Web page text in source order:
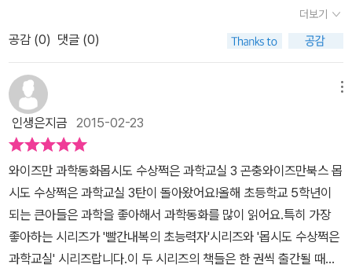
니다.바라건데 공부균 선생님 같은 분이책속이 아닌 실제로도 나타나
길....그럼 대박 대박 대박 사건일텐데 말예요.아직 몹시도 수상쩍은
과학교실 안 읽어보셨다구요?무엇을 상상하든 상상이상일거예요.
먹이를 찾을 수 있고, 재빨리 도망갈 수 있다. 3. 껍질이 단단하다 - 곤
충은 뼈가 없지만 단단한 껍질이 뼈역할을 하여 몸을 보호해주고 뜨
거운곳이나 차가운 곳에서도 견딘다.4. 탈바꿈을 한다 - 탈바꿈을 하
면 주변 환경에 맞추어 잘 살수 있다. 탈바꿈... 곤충이 오랫동안 지구
에 생존할 수 있었던 비결은 바로자연 환경에 맞춰 자신의 모습을 변
화 시키며 사는 생존방법이란다. 탈바꿈에는 완전탈바꿈과 불완전
탈바꿈으로 나눌수 있는데완전 탈바꿈은 알,애벌레, 번데기, 성충의
4가지 과정을 거치는 반면불완전 탈바꿈은 번데기 과정을 거치지 않
는다고 한다. ​완전탈바꿈을 하는 곤충은 개미, 나비, 풍뎅이, 하늘소,
벌같은 곤충들이고불완전탈바꿈을 하는 곤충은 사슴벌레, 메뚜기, 베
짱이, 매미, 귀뚜라미와 같은 곤충들이 있다고 한다. 공부균선생님
의 과학교실에서 직접 곤충이 되어 눈높이를 맞추어 경험을 한다는
었다지요. 그러다 환경에 맞춰 작아진 셈이지요. 지구 전체동물의 7
5%나 차지하는 곤충. 지구에 있는 식물을 다 합친 것보다도 많다네
따지면 지구의 주인은 인간이란 말은 쏙 들어가버리겠는걸요. 우리
아이가 예전에 곤충에게도 심장이 있느냐고 물어보던데 순간 엇?! 헷
갈리더라고요. 사마귀, 메뚜기 등을 곧잘 잡아오던 아이여서 도대체
심장은 어디쯤 있는 것일까, 아니 얘들도 애초에 심장이란 게 있나?
싶더라고요. 마침 곤충의 생김새를 통해 각 기관이 어디에 붙어있는
지 한눈에 알 수 있게 해둬서 도움됐습니다. 저도 몰랐던 지식정보가
가득했어요. 진딧물의 생태는 알고 깜짝 놀랐네요. 새끼 속에 새끼가
들어있다니~ 놀라운 곤충의 세계입니다. 『 사람들은 자신들의 기준
으로 곤충의 생김새를 판단하니까 징그러운 거야. 만약 사람이 곤충
진 모험을 떠날지 늘 궁금한 시리즈~!! 앗 바로바로 곤충이라죠^^ 곤
충이란 주제는 아들이 어릴적부터 너무 좋아하던 분야인지라 너무 좋
아하더라구요 호기심가득한 아로의 모습은 아마 우리 아이들이 배워
야할 모습인거같아요 궁금해서 여지없이 사고를 치지만 그안에서 스
스로 배우고 깨우치는 모습~!!ㅋ 그래서 그런가요 전 왜 이리 아로가
좋은지 모르겠어요^^ 아들도 아로팬이죠 ㅎㅎ 아니 공부균 선생님 팬
인가요??'엄마 만약에 가능하면 저도 몹시도 수상쩍은 과학교실에서
배우고 싶어요 ㅋㅋ'엉뚱사건가득한 공간에서 이번엔 마치 세탁기를
연상시키는 곤충자동변신장치에 쏘옥 들어가보고 싶어진다나
요??? 인간은 그러고보면 참 이기적이예요 먹이사슬의 최상위란 이
유만으로 모든 생물들을 군림(?) 또는 지배하려는 욕구가 있는지 반
성하는 시간을 가지게 되는데요 생명의 소중함 특히나 왠지 생김새가
더보기
공감 (0) 댓글 (0)
인생은지금 2015-02-23
와이즈만 과학동화몹시도 수상쩍은 과학교실 3 곤충와이즈만북스 몹
시도 수상쩍은 과학교실 3탄이 돌아왔어요!올해 초등학교 5학년이
되는 큰아들은 과학을 좋아해서 과학동화를 많이 읽어요.특히 가장
좋아하는 시리즈가 '빨간내복의 초능력자'시리즈와 '몹시도 수상쩍은
과학교실' 시리즈랍니다.이 두 시리즈의 책들은 한 권씩 출간될 때마